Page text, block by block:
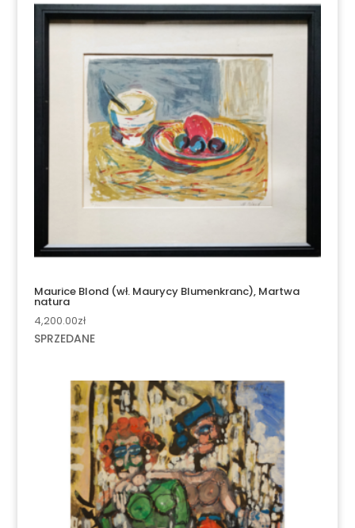
Maurice Blond (wł. Maurycy Blumenkranc), Martwa
natura
4,200.00zł
SPRZEDANE